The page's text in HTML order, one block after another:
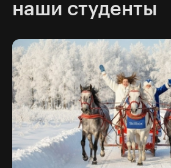
наши студенты